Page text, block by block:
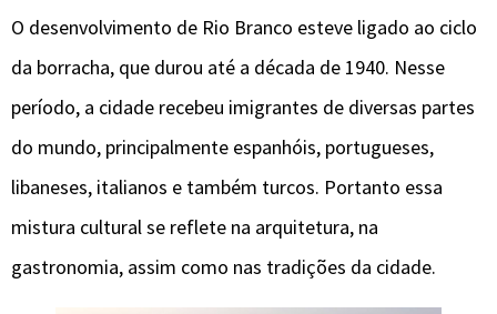
O desenvolvimento de Rio Branco esteve ligado ao ciclo
da borracha, que durou até a década de 1940. Nesse
período, a cidade recebeu imigrantes de diversas partes
do mundo, principalmente espanhóis, portugueses,
libaneses, italianos e também turcos. Portanto essa
mistura cultural se reflete na arquitetura, na
gastronomia, assim como nas tradições da cidade.